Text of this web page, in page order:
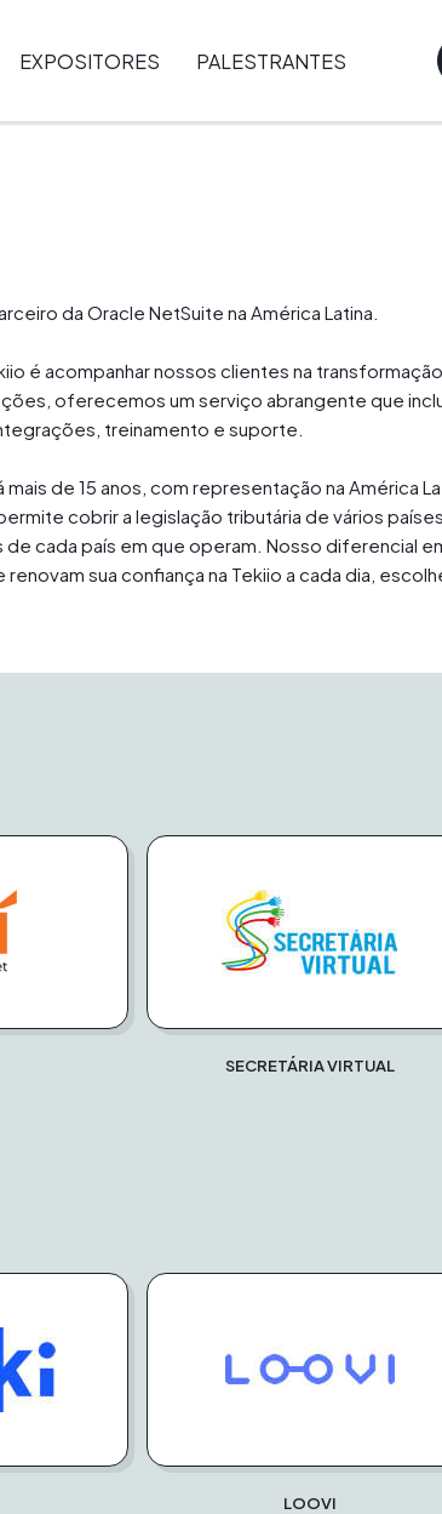
EXPOSITORES PALESTRANTES
da Oracle NetSuite na América Latina.
é acompanhar nossos clientes na
oferecemos um serviço abrangente que
treinamento e suporte.
de 15 anos, com representação na América
cobrir a legislação tributária de vários
de cada país em que operam. Nosso diferencial
sua confiança na Tekiio a cada dia,
SECRETÁRIA VIRTUAL
LOOVI